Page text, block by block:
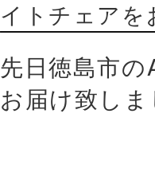
イトチェアを
先日徳島市
お届け致し